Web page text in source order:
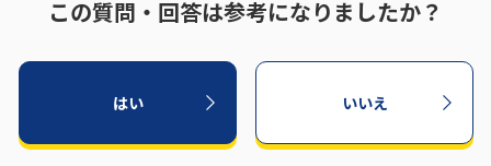
この質問・回答は参考になりましたか？
はい いいえ